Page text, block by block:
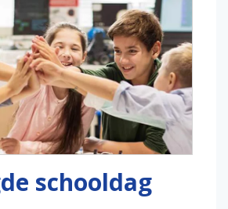
schooldag